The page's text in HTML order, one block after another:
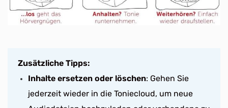
Zusätzliche Tipps:
Inhalte ersetzen oder löschen: Gehen Sie
jederzeit wieder in die Toniecloud, um neue